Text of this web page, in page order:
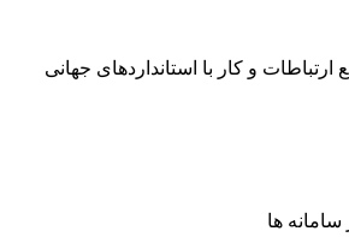
و کار با استانداردهای جهانی
ها